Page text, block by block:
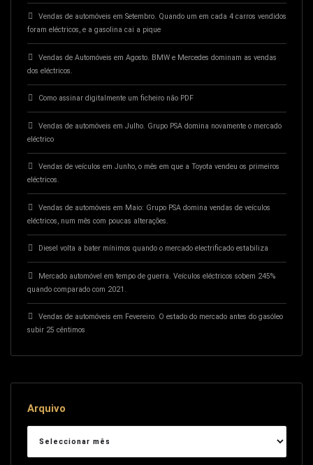
Vendas de automóveis em Setembro. Quando um em cada 4 carros vendidos
foram eléctricos, e a gasolina cai a pique
Vendas de Automóveis em Agosto. BMW e Mercedes dominam as vendas
dos eléctricos.
Como assinar digitalmente um ficheiro não PDF
Vendas de automóveis em Julho. Grupo PSA domina novamente o mercado
eléctrico
Vendas de veículos em Junho, o mês em que a Toyota vendeu os primeiros
eléctricos.
Vendas de automóveis em Maio: Grupo PSA domina vendas de veículos
eléctricos, num mês com poucas alterações.
Diesel volta a bater mínimos quando o mercado electrificado estabiliza
Mercado automóvel em tempo de guerra. Veículos eléctricos sobem 245%
quando comparado com 2021.
Vendas de automóveis em Fevereiro. O estado do mercado antes do gasóleo
subir 25 cêntimos
Arquivo